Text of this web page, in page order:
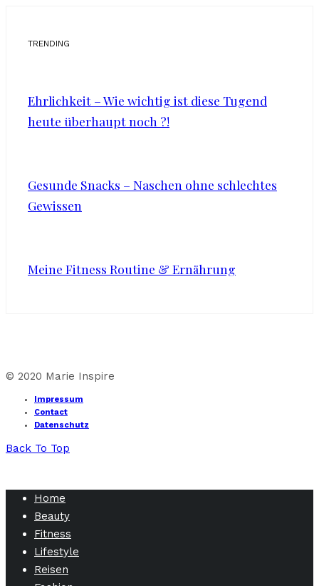
TRENDING
Ehrlichkeit – Wie wichtig ist diese Tugend
heute überhaupt noch ?!
Gesunde Snacks – Naschen ohne schlechtes
Gewissen
Meine Fitness Routine & Ernährung
© 2020 Marie Inspire
Impressum
Contact
Datenschutz
Back To Top
Home
Beauty
Fitness
Lifestyle
Reisen